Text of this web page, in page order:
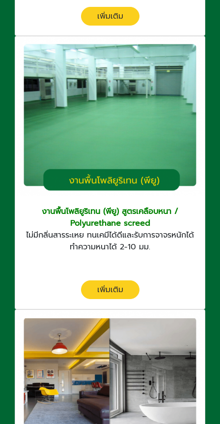
เพิ่มเติม
งานพื้นโพลิยูริเทน (พียู) สูตรเคลือบหนา /
Polyurethane screed
ไม่มีกลิ่นสารระเหย ทนเคมีได้ดีและรับการจาจรหนักได้
ทำความหนาได้ 2-10 มม.
เพิ่มเติม